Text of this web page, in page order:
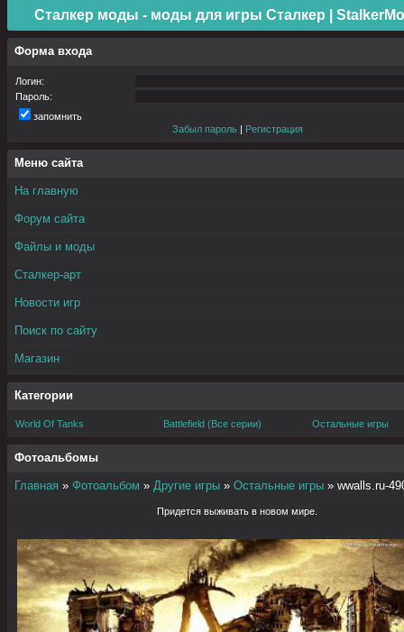
Сталкер моды - моды для игры Сталкер |
Форма входа
Логин:
Пароль:
запомнить
Забыл пароль | Регистрация
Меню сайта
На главную
Форум сайта
Файлы и моды
Сталкер-арт
Новости игр
Поиск по сайту
Магазин
Категории
World Of Tanks Battlefield (Все серии) Остальные игры
Фотоальбомы
Главная » Фотоальбом » Другие игры » Остальные игры » wwalls.ru-
Придется выживать в новом мире.